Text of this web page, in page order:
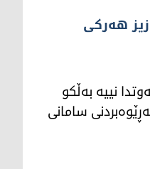
هەرکی
نییە بەڵکو
سامانی